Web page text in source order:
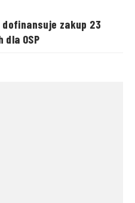
zakup 23
OSP